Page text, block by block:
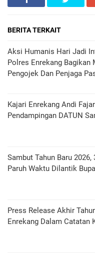
BERITA TERKAIT
Aksi Humanis Hari Jadi
Polres Enrekang Bagikan
Pengojek Dan Penjaga
Kajari Enrekang Andi
Pendampingan DATUN
Sambut Tahun Baru 2026,
Paruh Waktu Dilantik
Press Release Akhir
Enrekang Dalam Catatan